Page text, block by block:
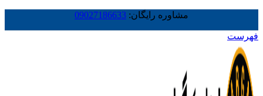
مشاوره رایگان: 09027186633
فهرست